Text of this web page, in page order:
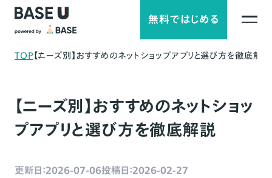
無料ではじめる
TOP【ニーズ別】おすすめのネットショップアプリと選び方を徹底解説
【ニーズ別】おすすめのネットショッ
プアプリと選び方を徹底解説
更新日：2026-07-06投稿日：2026-02-27